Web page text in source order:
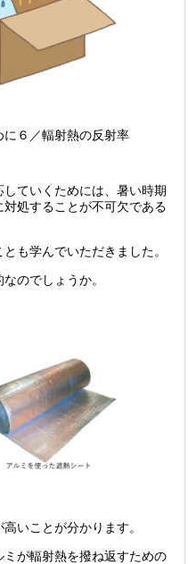
６／輻射熱の反射率
ていくためには、暑い時期
処することが不可欠である
も学んでいただきました。
のでしょうか。
いことが分かります。
が輻射熱を撥ね返すための